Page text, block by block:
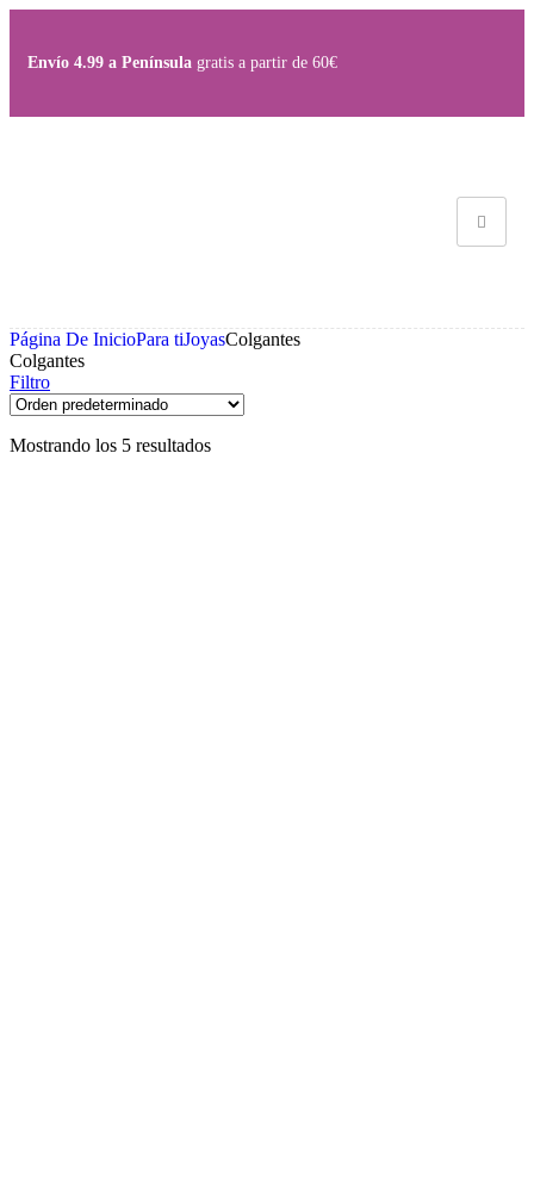
Envío 4.99 a Península gratis a partir de 60€
Página De InicioPara tiJoyasColgantes
Colgantes
Filtro
Mostrando los 5 resultados